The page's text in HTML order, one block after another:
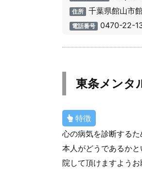
住所 千葉県館山市
電話番号 0470-22-
東条メンタ
特徴
心の病気を診断する
本人がどうであるか
院して頂けますようお